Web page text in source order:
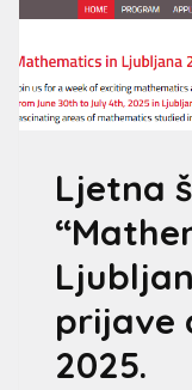
Ljetna
prijave
2025.